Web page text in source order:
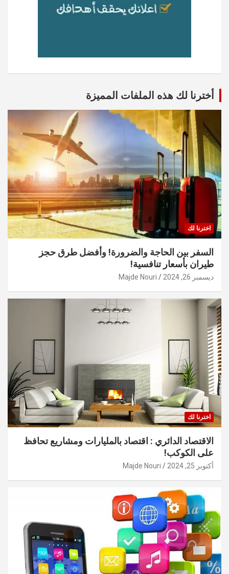
أخترنا لك هذه الملفات المميزة
اخترنا لك
السفر بين الحاجة والضرورة! وأفضل طرق حجز
طيران بأسعار تنافسية!
ديسمبر 26, 2024 Majde Nouri
اخترنا لك
الاقتصاد الدائري : اقتصاد بالمليارات ومشاريع تحافظ
على الكوكب!
أكتوبر 25, 2024 Majde Nouri